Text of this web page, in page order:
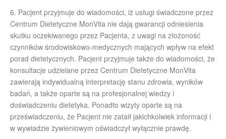
6. Pacjent przyjmuje do wiadomości, iż usługi świadczone przez
Centrum Dietetyczne MonVita nie dają gwarancji odniesienia
skutku oczekiwanego przez Pacjenta, z uwagi na złożoność
czynników środowiskowo-medycznych mających wpływ na efekt
porad dietetycznych. Pacjent przyjmuje także do wiadomości, że
konsultacje udzielane przez Centrum Dietetyczne MonVita
zawierają indywidualną interpretację stanu zdrowia, wyników
badań, a także oparte są na profesjonalnej wiedzy i
doświadczeniu dietetyka. Ponadto wizyty oparte są na
przeświadczeniu, że Pacjent nie zataił jakichkolwiek informacji i
w wywiadzie żywieniowym oświadczył wyłącznie prawdę.